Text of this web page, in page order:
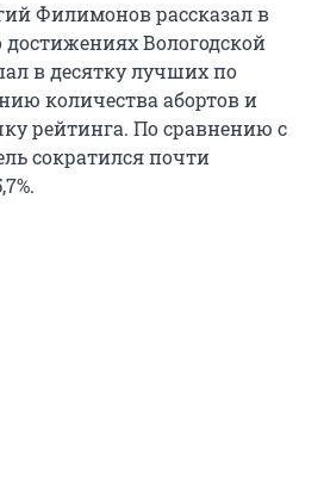
Филимонов рассказал в
достижениях Вологодской
в десятку лучших по
количества абортов и
рейтинга. По сравнению с
сократился почти